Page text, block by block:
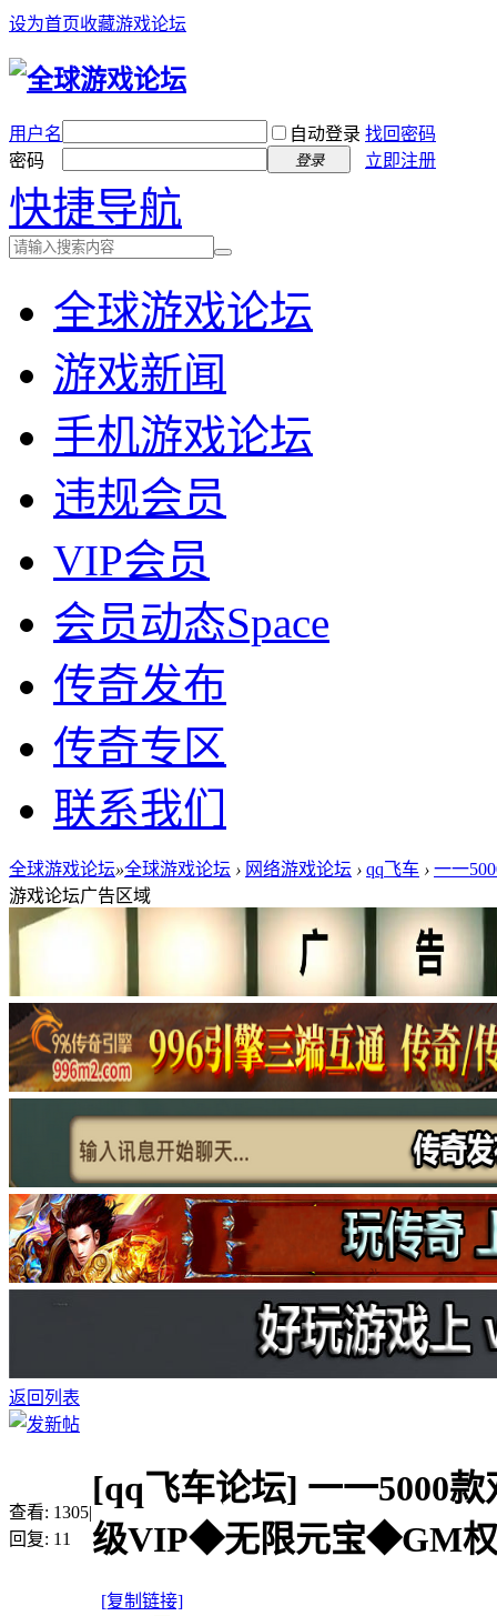
设为首页收藏游戏论坛
用户名 自动登录 找回密码
密码
登录 立即注册
快捷导航
全球游戏论坛
游戏新闻
手机游戏论坛
违规会员
VIP会员
会员动态Space
传奇发布
传奇专区
联系我们
全球游戏论坛»全球游戏论坛 › 网络游戏论坛 › qq飞车 › 一一
游戏论坛广告区域
返回列表
查看: 1305|
回复: 11
[qq飞车论坛] 一一5000
级VIP◆无限元宝◆GM
[复制链接]